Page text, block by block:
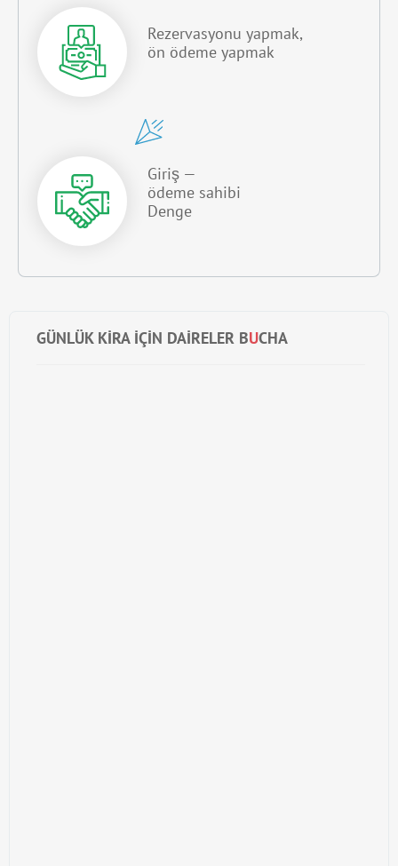
GÜNLÜK KIRA IÇIN DAIRELER BUCHA
Rezervasyonu yapmak,
ön ödeme yapmak
Giriş —
ödeme sahibi
Denge